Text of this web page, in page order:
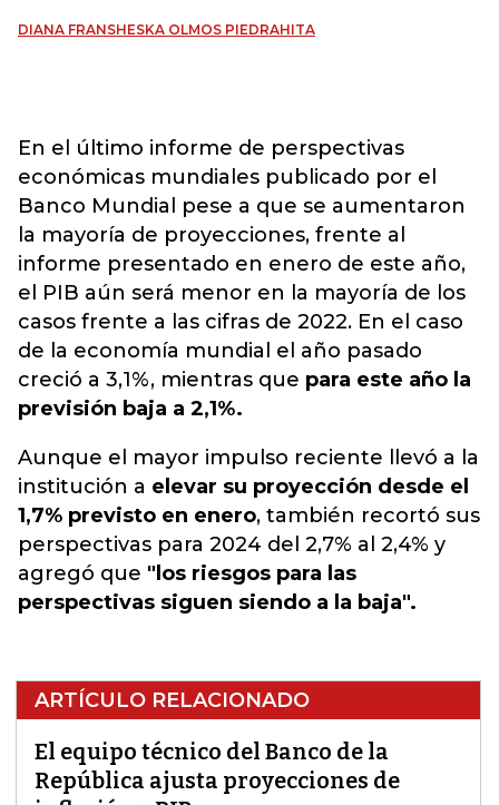
DIANA FRANSHESKA OLMOS PIEDRAHITA
En el último informe de perspectivas
económicas mundiales publicado por el
Banco Mundial pese a que se aumentaron
la mayoría de proyecciones, frente al
informe presentado en enero de este año,
el PIB aún será menor en la mayoría de los
casos frente a las cifras de 2022. En el caso
de la economía mundial el año pasado
creció a 3,1%, mientras que para este año la
previsión baja a 2,1%.
Aunque el mayor impulso reciente llevó a la
institución a elevar su proyección desde el
1,7% previsto en enero, también recortó sus
perspectivas para 2024 del 2,7% al 2,4% y
agregó que "los riesgos para las
perspectivas siguen siendo a la baja".
ARTÍCULO RELACIONADO
El equipo técnico del Banco de la
República ajusta proyecciones de